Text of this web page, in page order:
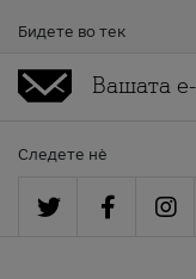
Бидете во тек
Следете нè